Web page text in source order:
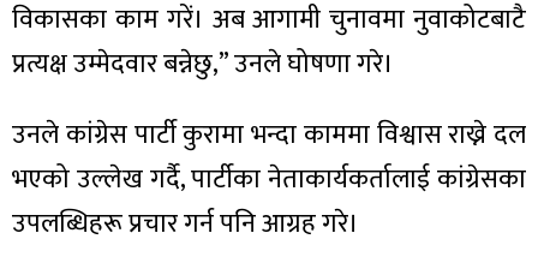
विकासका काम गरें। अब आगामी चुनावमा नुवाकोटबाटै
प्रत्यक्ष उम्मेदवार बन्नेछु,” उनले घोषणा गरे।
उनले कांग्रेस पार्टी कुरामा भन्दा काममा विश्वास राख्ने दल
भएको उल्लेख गर्दै, पार्टीका नेताकार्यकर्तालाई कांग्रेसका
उपलब्धिहरू प्रचार गर्न पनि आग्रह गरे।